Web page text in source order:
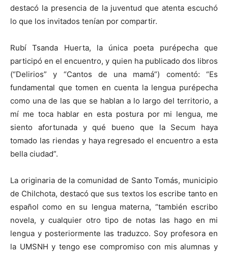
destacó la presencia de la juventud que atenta escuchó
lo que los invitados tenían por compartir.
Rubí Tsanda Huerta, la única poeta purépecha que
participó en el encuentro, y quien ha publicado dos libros
(“Delirios” y “Cantos de una mamá”) comentó: “Es
fundamental que tomen en cuenta la lengua purépecha
como una de las que se hablan a lo largo del territorio, a
mí me toca hablar en esta postura por mi lengua, me
siento afortunada y qué bueno que la Secum haya
tomado las riendas y haya regresado el encuentro a esta
bella ciudad”.
La originaria de la comunidad de Santo Tomás, municipio
de Chilchota, destacó que sus textos los escribe tanto en
español como en su lengua materna, “también escribo
novela, y cualquier otro tipo de notas las hago en mi
lengua y posteriormente las traduzco. Soy profesora en
la UMSNH y tengo ese compromiso con mis alumnas y